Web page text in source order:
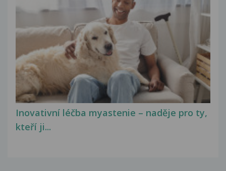
Inovativní léčba myastenie – naděje pro ty,
kteří ji...